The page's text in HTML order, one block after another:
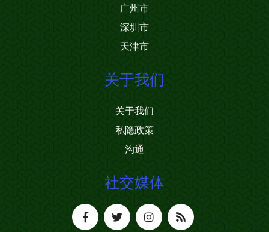
广州市
深圳市
天津市
关于我们
关于我们
私隐政策
沟通
社交媒体